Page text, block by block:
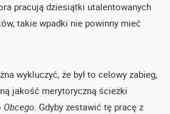
pracują dziesiątki utalentowanych
takie wpadki nie powinny mieć
wykluczyć, że był to celowy zabieg,
jakość merytoryczną ścieżki
Obcego. Gdyby zestawić tę pracę z